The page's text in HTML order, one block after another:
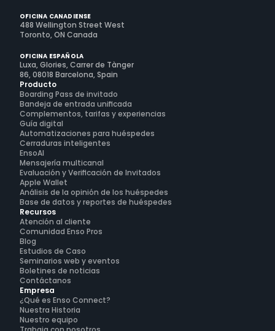
OFICINA CANADIENSE
488 Wellington Street West
Toronto, ON Canada
OFICINA ESPAÑOLA
Luxa, Glories, Carrer de Tànger
86, 08018 Barcelona, Spain
Producto
Boarding Pass de invitado
Bandeja de entrada unificada
Complementos, tarifas y experiencias
Guía digital
Automatizaciones para huéspedes
Cerraduras inteligentes
EnsoAI
Mensajería multicanal
Evaluación y Verificación de Invitados
Apple Wallet
Análisis de la opinión de los huéspedes
Base de datos y reportes de huéspedes
Recursos
Atención al cliente
Comunidad Enso Pros
Blog
Estudios de Caso
Seminarios web y eventos
Boletines de noticias
Contáctanos
Empresa
¿Qué es Enso Connect?
Nuestra Historia
Nuestro equipo